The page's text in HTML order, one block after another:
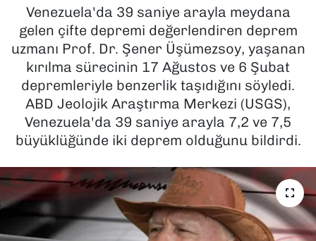
Venezuela'da 39 saniye arayla meydana
gelen çifte depremi değerlendiren deprem
uzmanı Prof. Dr. Şener Üşümezsoy, yaşanan
kırılma sürecinin 17 Ağustos ve 6 Şubat
depremleriyle benzerlik taşıdığını söyledi.
ABD Jeolojik Araştırma Merkezi (USGS),
Venezuela'da 39 saniye arayla 7,2 ve 7,5
büyüklüğünde iki deprem olduğunu bildirdi.
KÜLTÜR SANAT
MAGAZİN
POLİTİKA
SAĞLIK
SPOR
TEKNOLOJİ
YAŞAM
Son Dakika Haberleri
Haber Arşivi